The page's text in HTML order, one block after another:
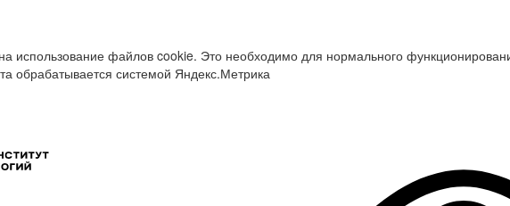
использование файлов cookie. Это необходимо для нормального
обрабатывается системой Яндекс.Метрика